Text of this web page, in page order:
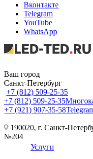
Вконтакте
Telegram
YouTube
WhatsApp
Ваш город
Санкт-Петербург
+7 (812) 509-25-35
+7 (812) 509-25-35
+7 (921) 907-35-58
190020, г. Санкт-
№204
Услуги